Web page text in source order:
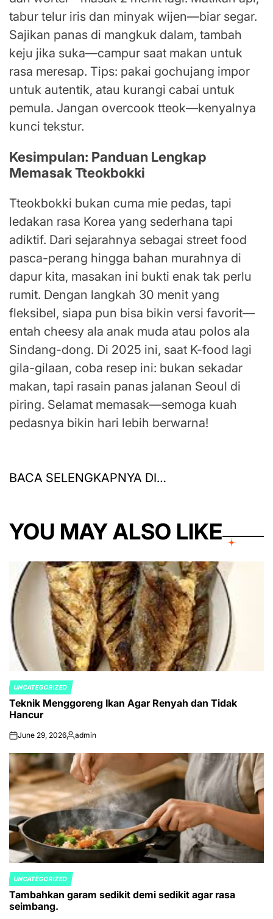
tabur telur iris dan minyak wijen—biar segar.
Sajikan panas di mangkuk dalam, tambah
keju jika suka—campur saat makan untuk
rasa meresap. Tips: pakai gochujang impor
untuk autentik, atau kurangi cabai untuk
pemula. Jangan overcook tteok—kenyalnya
kunci tekstur.
Kesimpulan: Panduan Lengkap
Memasak Tteokbokki
Tteokbokki bukan cuma mie pedas, tapi
ledakan rasa Korea yang sederhana tapi
adiktif. Dari sejarahnya sebagai street food
pasca-perang hingga bahan murahnya di
dapur kita, masakan ini bukti enak tak perlu
rumit. Dengan langkah 30 menit yang
fleksibel, siapa pun bisa bikin versi favorit—
entah cheesy ala anak muda atau polos ala
Sindang-dong. Di 2025 ini, saat K-food lagi
gila-gilaan, coba resep ini: bukan sekadar
makan, tapi rasain panas jalanan Seoul di
piring. Selamat memasak—semoga kuah
pedasnya bikin hari lebih berwarna!
BACA SELENGKAPNYA DI…
YOU MAY ALSO LIKE
POSTED
IN
UNCATEGORIZED
Teknik Menggoreng Ikan Agar Renyah dan Tidak
Hancur
onJune 29, 2026Posted
admin
POSTED
IN
UNCATEGORIZED
Tambahkan garam sedikit demi sedikit agar rasa
seimbang.